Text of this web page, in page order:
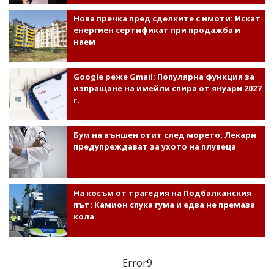
Нова пречка пред сделките с имоти: Искат
енергиен сертификат при продажба и
наем
Google реже Gmail: Популярна функция за
изпращане на имейли спира от януари 2027
г.
Бум на външен отит след морето: Лекари
предупреждават за ухото на плувеца
На косъм от трагедия на Подбалканския
път: Камион спука гума и едва не премаза
кола
Error9